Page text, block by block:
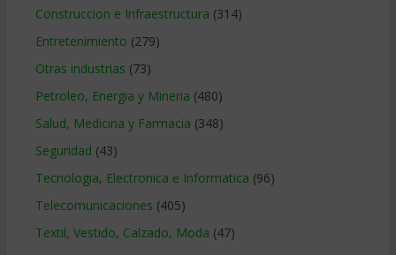
Construccion e Infraestructura (314)
Entretenimiento (279)
Otras industrias (73)
Petroleo, Energia y Mineria (480)
Salud, Medicina y Farmacia (348)
Seguridad (43)
Tecnologia, Electronica e Informatica (96)
Telecomunicaciones (405)
Textil, Vestido, Calzado, Moda (47)